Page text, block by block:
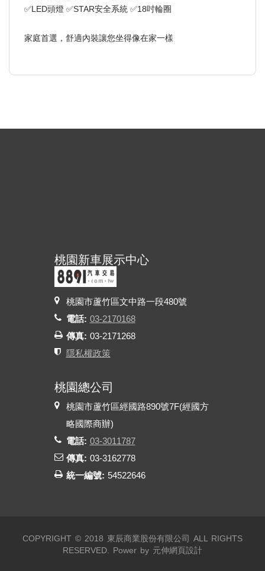
✅LED頭燈 ✅STAR安全系統 ✅18吋輪圈
家庭首選，舒適內裝讓您坐得像在家一樣
桃園新車展示中心
桃園市蘆竹區文中路一段480號
電話: 03-2170168
傳真: 03-2171268
隱私權政策
桃園總公司
桃園市蘆竹區經國路890號7F(經國方
略國際商辦)
電話: 03-3011787
傳真: 03-3162778
統一編號: 54522646
COPYRIGHT © 2018 東辰商業股份有限公司 ALL RIGHTS
RESERVED. Power by 元伸網頁設計